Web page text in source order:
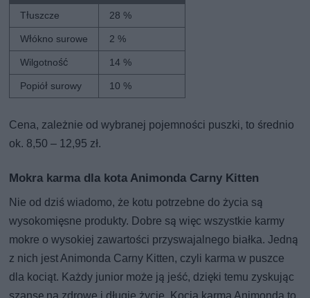
Tłuszcze
28 %
Włókno surowe 2 %
Wilgotność 14 %
Popiół surowy 10 %
Cena, zależnie od wybranej pojemności puszki, to średnio
ok. 8,50 – 12,95 zł.
Mokra karma dla kota Animonda Carny Kitten
Nie od dziś wiadomo, że kotu potrzebne do życia są
wysokomięsne produkty. Dobre są więc wszystkie karmy
mokre o wysokiej zawartości przyswajalnego białka. Jedną
z nich jest Animonda Carny Kitten, czyli karma w puszce
dla kociąt. Każdy junior może ją jeść, dzięki temu zyskując